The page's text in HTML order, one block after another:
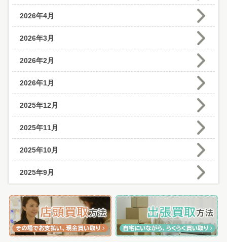
2026年4月
2026年3月
2026年2月
2026年1月
2025年12月
2025年11月
2025年10月
2025年9月